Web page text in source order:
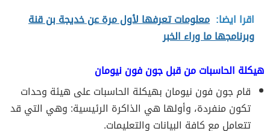
اقرا ايضا: معلومات تعرفها لأول مرة عن خديجة بن قنة
وبرنامجها ما وراء الخبر
هيكلة الحاسبات من قبل جون فون نيومان
قام جون فون نيومان بهيكلة الحاسبات على هيئة وحدات
تكون منفردة، وأولها هي الذاكرة الرئيسية: وهي التي قد
تتعامل مع كافة البيانات والتعليمات.